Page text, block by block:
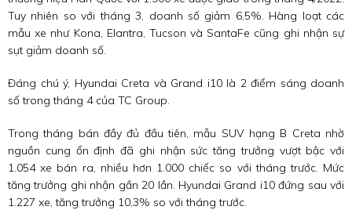
Tuy nhiên so với tháng 3, doanh số giảm 6,5%. Hàng loạt các
mẫu xe như Kona, Elantra, Tucson và SantaFe cũng ghi nhận sự
sụt giảm doanh số.
Đáng chú ý, Hyundai Creta và Grand i10 là 2 điểm sáng doanh
số trong tháng 4 của TC Group.
Trong tháng bán đầy đủ đầu tiên, mẫu SUV hạng B Creta nhờ
nguồn cung ổn định đã ghi nhận sức tăng trưởng vượt bậc với
1.054 xe bán ra, nhiều hơn 1.000 chiếc so với tháng trước. Mức
tăng trưởng ghi nhận gần 20 lần. Hyundai Grand i10 đứng sau với
1.227 xe, tăng trưởng 10,3% so với tháng trước.